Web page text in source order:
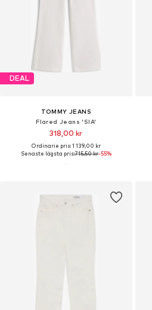
DEAL
TOMMY JEANS
Flared Jeans 'SIA'
318,00 kr
Ordinarie pris: 1 139,00 kr
Senaste lägsta pris:715,50 kr-55%